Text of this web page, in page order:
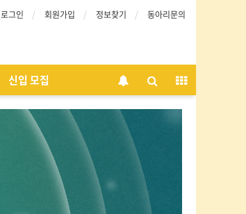
로그인 회원가입 정보찾기 동아리문의
신입 모집